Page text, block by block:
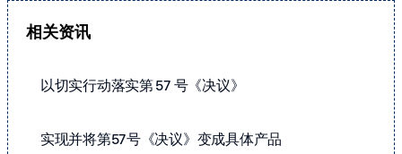
相关资讯
以切实行动落实第 57 号《决议》
实现并将第57号《决议》变成具体产品